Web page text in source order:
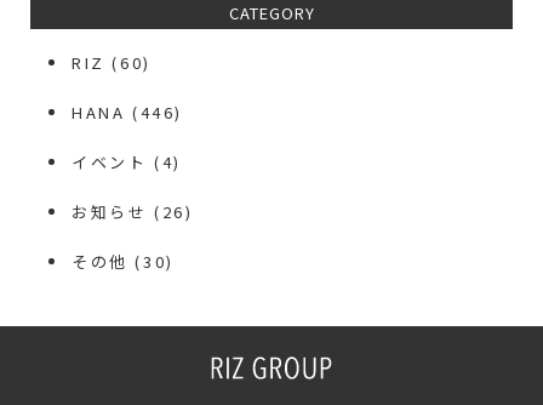
CATEGORY
RIZ (60)
HANA (446)
イベント (4)
お知らせ (26)
その他 (30)